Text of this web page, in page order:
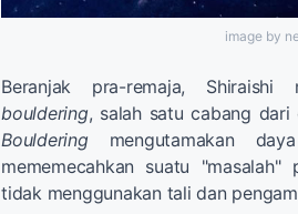
image by
Beranjak pra-remaja,
bouldering, salah satu cabang
Boulderingmengutamakan
mememecahkan suatu
tidak menggunakan tali dan